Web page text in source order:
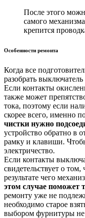
После этого
самого
крепится
Особенности ремонта
Когда все
разобрать
Если контакты
также может
тока, поэтому если
скорее всего, именно
чистки нужно
устройство обратно в
рамку и клавиши.
электричество.
Если контакты
свидетельствует о
результате чего
этом случае поможет
ремонту уже не
необходимо старое
выбором фурнитуры не